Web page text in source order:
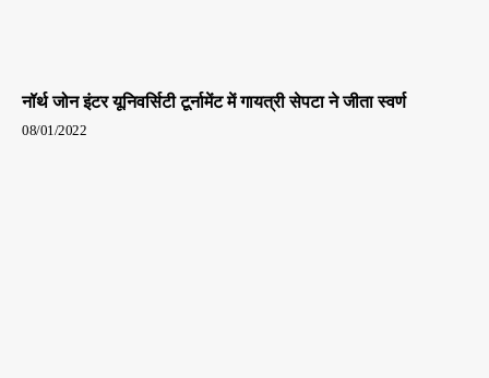
नॉर्थ जोन इंटर यूनिवर्सिटी टूर्नामेंट में गायत्री सेपटा ने जीता स्वर्ण
08/01/2022